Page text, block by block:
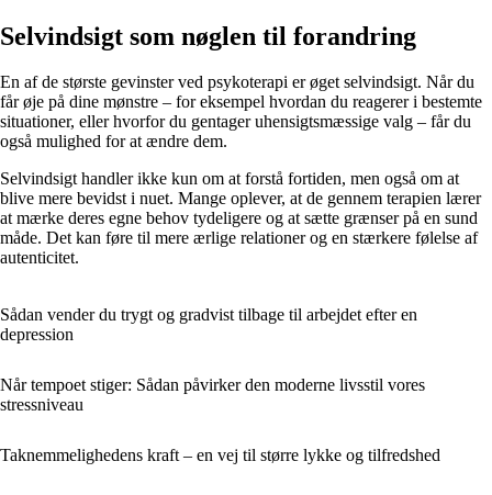
Selvindsigt som nøglen til forandring
En af de største gevinster ved psykoterapi er øget selvindsigt. Når du
får øje på dine mønstre – for eksempel hvordan du reagerer i bestemte
situationer, eller hvorfor du gentager uhensigtsmæssige valg – får du
også mulighed for at ændre dem.
Selvindsigt handler ikke kun om at forstå fortiden, men også om at
blive mere bevidst i nuet. Mange oplever, at de gennem terapien lærer
at mærke deres egne behov tydeligere og at sætte grænser på en sund
måde. Det kan føre til mere ærlige relationer og en stærkere følelse af
autenticitet.
Sådan vender du trygt og gradvist tilbage til arbejdet efter en
depression
Når tempoet stiger: Sådan påvirker den moderne livsstil vores
stressniveau
Taknemmelighedens kraft – en vej til større lykke og tilfredshed